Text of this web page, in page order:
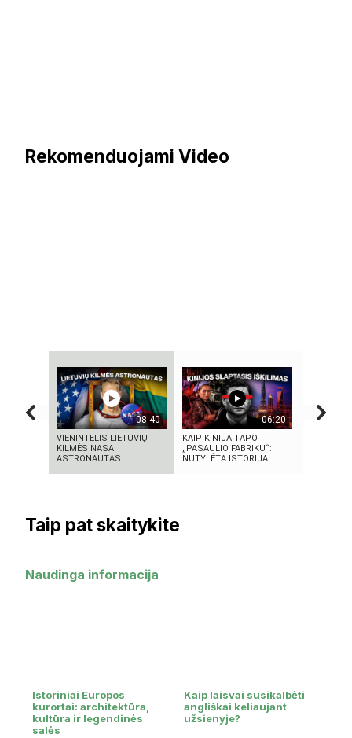
Rekomenduojami Video
08:40
VIENINTELIS LIETUVIŲ
KILMĖS NASA
ASTRONAUTAS
06:20
KAIP KINIJA TAPO
„PASAULIO FABRIKU“:
NUTYLĖTA ISTORIJA
Taip pat skaitykite
Naudinga informacija
Istoriniai Europos
kurortai: architektūra,
kultūra ir legendinės
salės
Kaip laisvai susikalbėti
angliškai keliaujant
užsienyje?